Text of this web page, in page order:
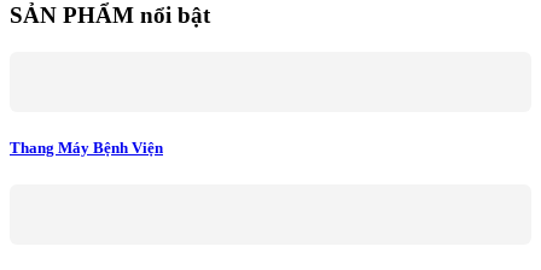
SẢN PHẨM nổi bật
Thang Máy Bệnh Viện